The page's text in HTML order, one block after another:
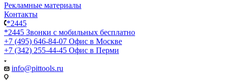
Рекламные материалы
Контакты
*2445
*2445 Звонки с мобильных бесплатно
+7 (495) 646-84-07 Офис в Москве
+7 (342) 255-44-45 Офис в Перми
info@pittools.ru